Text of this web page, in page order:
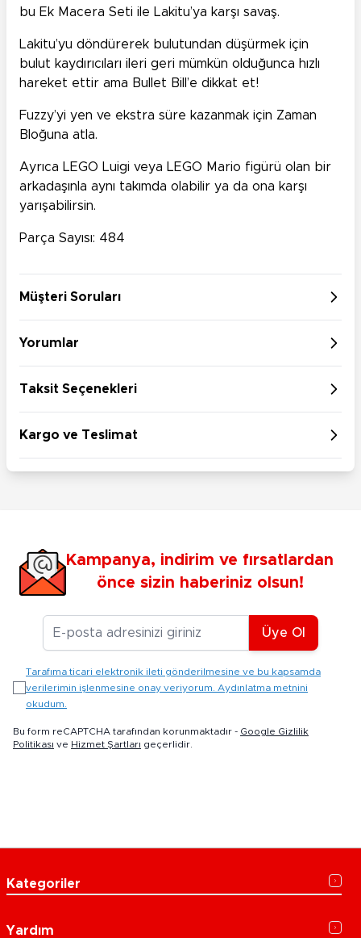
bu Ek Macera Seti ile Lakitu’ya karşı savaş.
Lakitu’yu döndürerek bulutundan düşürmek için
bulut kaydırıcıları ileri geri mümkün olduğunca hızlı
hareket ettir ama Bullet Bill’e dikkat et!
Fuzzy’yi yen ve ekstra süre kazanmak için Zaman
Bloğuna atla.
Ayrıca LEGO Luigi veya LEGO Mario figürü olan bir
arkadaşınla aynı takımda olabilir ya da ona karşı
yarışabilirsin.
Parça Sayısı: 484
Müşteri Soruları
Yorumlar
Taksit Seçenekleri
Kargo ve Teslimat
Kampanya, indirim ve fırsatlardan
önce sizin haberiniz olsun!
E-posta Adresiniz
Üye Ol
Tarafıma ticari elektronik ileti gönderilmesine ve bu kapsamda
verilerimin işlenmesine onay veriyorum. Aydınlatma metnini
okudum.
Bu form reCAPTCHA tarafından korunmaktadır - Google Gizlilik
Politikası ve Hizmet Şartları geçerlidir.
Kategoriler
Yardım